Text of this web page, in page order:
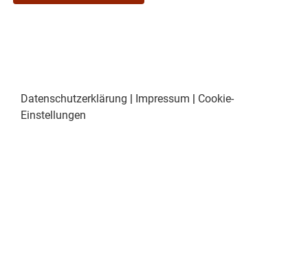
Datenschutzerklärung | Impressum | Cookie-
Einstellungen